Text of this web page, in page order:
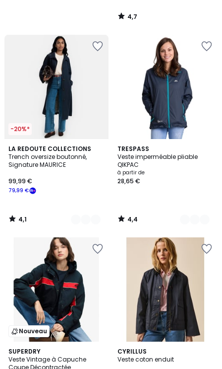
4,7
/
-20%*
LA REDOUTE COLLECTIONS
Trench oversize boutonné,
Signature MAURICE
79,99 €
99,99 €
4,1
/ 5
3
Couleurs
4,1
/
TRESPASS
Veste imperméable pliable
QIKPAC
à partir de
28,65 €
4,4
/ 5
5
Couleurs
4,4
/
Nouveau
SUPERDRY
Veste Vintage à Capuche
Coupe Décontractée
2
Couleurs
CYRILLUS
Veste coton enduit